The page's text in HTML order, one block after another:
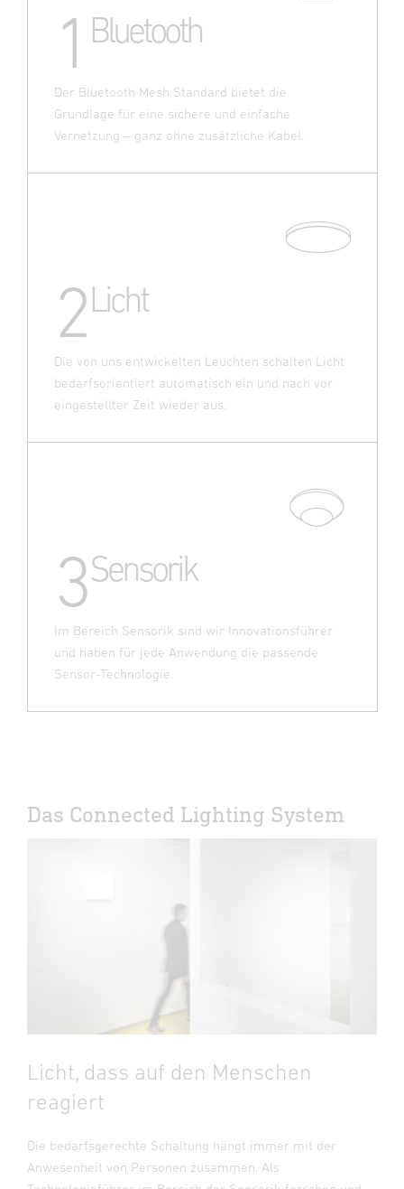
1 Bluetooth
Der Bluetooth Mesh Standard bietet die
Grundlage für eine sichere und einfache
Vernetzung – ganz ohne zusätzliche Kabel.
2Licht
Die von uns entwickelten Leuchten schalten Licht
bedarfsorientiert automatisch ein und nach vor
eingestellter Zeit wieder aus.
3Sensorik
Im Bereich Sensorik sind wir Innovationsführer
und haben für jede Anwendung die passende
Sensor-Technologie.
Das Connected Lighting System
Licht, dass auf den Menschen
reagiert
Die bedarfsgerechte Schaltung hängt immer mit der
Anwesenheit von Personen zusammen. Als